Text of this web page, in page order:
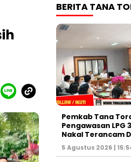
BERITA TANA
Pemkab Tana
Pengawasan LPG
Nakal Terancam
5 Agustus 2026 |